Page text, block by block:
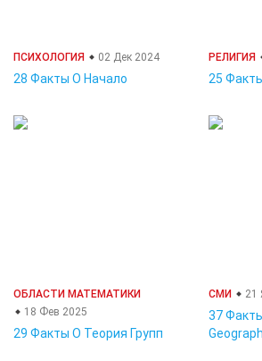
ПСИХОЛОГИЯ 02 Дек 2024
28 Факты О Начало
РЕЛИГИЯ
25
ОБЛАСТИ МАТЕМАТИКИ
18 Фев 2025
29 Факты О Теория Групп
СМИ 21
37